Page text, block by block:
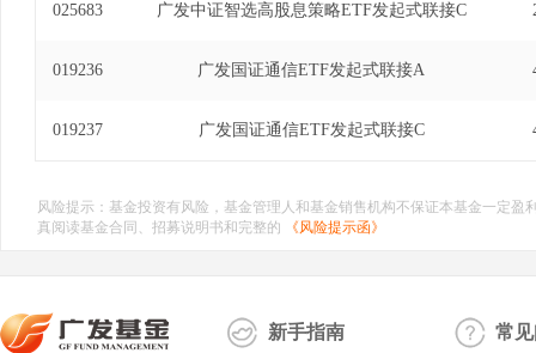
025683 广发中证智选高股息策略ETF发起式联接C
019236 广发国证通信ETF发起式联接A
019237 广发国证通信ETF发起式联接C
风险提示：基金投资有风险，基金管理人和基金销售机构不保证本基金一定
真阅读基金合同、招募说明书和完整的
《风险提示函》
新手指南 常